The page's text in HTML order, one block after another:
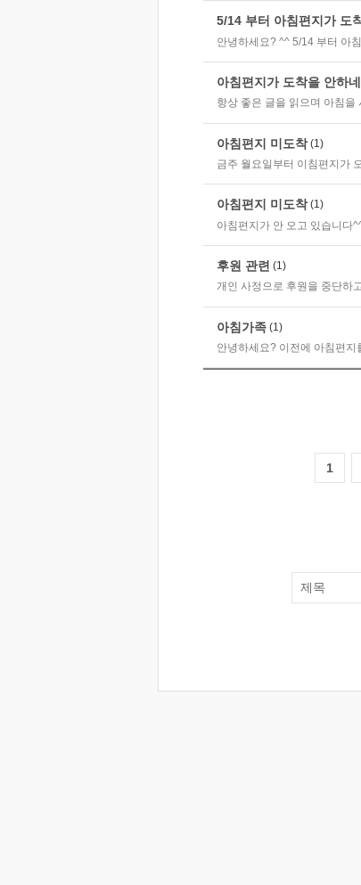
5/14 부터 아침편지가 도
안녕하세요? ^^ 5/14 부터 아
아침편지가 도착을 안하
항상 좋은 글을 읽으며 아침
아침편지 미도착 (1)
금주 월요일부터 이침편지가
아침편지 미도착 (1)
아침편지가 안 오고 있습니다
후원 관련 (1)
개인 사정으로 후원을 중단하
아침가족 (1)
안녕하세요? 이전에 아침편
1